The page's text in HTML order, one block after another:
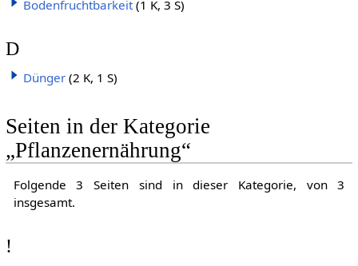
Bodenfruchtbarkeit (1 K, 3 S)
D
Dünger (2 K, 1 S)
Seiten in der Kategorie
„Pflanzenernährung“
Folgende 3 Seiten sind in dieser Kategorie, von 3
insgesamt.
!